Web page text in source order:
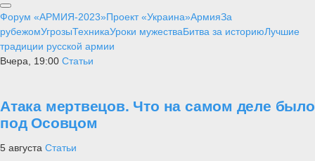
Форум «АРМИЯ-2023»Проект «Украина»АрмияЗа
рубежомУгрозыТехникаУроки мужестваБитва за историюЛучшие
традиции русской армии
Вчера, 19:00 Статьи
Атака мертвецов. Что на самом деле было
под Осовцом
5 августа Статьи